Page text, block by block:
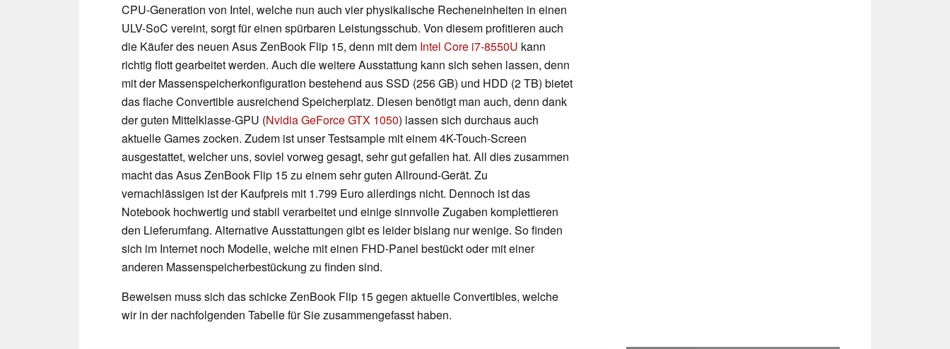
CPU-Generation von Intel, welche nun auch vier physikalische Recheneinheiten in einen
ULV-SoC vereint, sorgt für einen spürbaren Leistungsschub. Von diesem profitieren auch
die Käufer des neuen Asus ZenBook Flip 15, denn mit dem Intel Core i7-8550U kann
richtig flott gearbeitet werden. Auch die weitere Ausstattung kann sich sehen lassen, denn
mit der Massenspeicherkonfiguration bestehend aus SSD (256 GB) und HDD (2 TB) bietet
das flache Convertible ausreichend Speicherplatz. Diesen benötigt man auch, denn dank
der guten Mittelklasse-GPU (Nvidia GeForce GTX 1050) lassen sich durchaus auch
aktuelle Games zocken. Zudem ist unser Testsample mit einem 4K-Touch-Screen
ausgestattet, welcher uns, soviel vorweg gesagt, sehr gut gefallen hat. All dies zusammen
macht das Asus ZenBook Flip 15 zu einem sehr guten Allround-Gerät. Zu
vernachlässigen ist der Kaufpreis mit 1.799 Euro allerdings nicht. Dennoch ist das
Notebook hochwertig und stabil verarbeitet und einige sinnvolle Zugaben komplettieren
den Lieferumfang. Alternative Ausstattungen gibt es leider bislang nur wenige. So finden
sich im Internet noch Modelle, welche mit einen FHD-Panel bestückt oder mit einer
anderen Massenspeicherbestückung zu finden sind.
Beweisen muss sich das schicke ZenBook Flip 15 gegen aktuelle Convertibles, welche
wir in der nachfolgenden Tabelle für Sie zusammengefasst haben.